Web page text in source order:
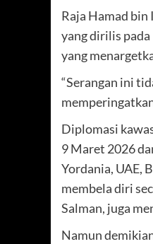
Raja Hamad bin
yang dirilis
yang
“Serangan ini
Diplomasi
9 Maret 2026
Yordania, UAE,
membela diri
Salman, juga
Namun